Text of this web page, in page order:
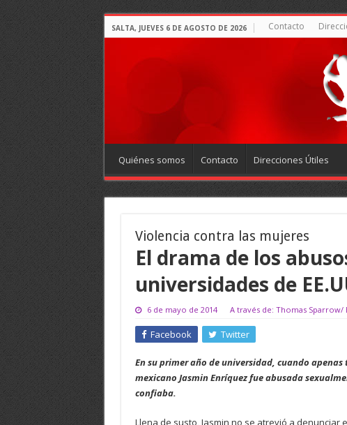
SALTA, JUEVES 6 DE AGOSTO DE 2026 Contacto
Quiénes somos Contacto Direcciones Útiles
Violencia contra las mujeres
El drama de los
universidades de
6 de mayo de 2014 A través de: Thomas Sparrow/
Facebook Twitter
En su primer año de universidad, cuando
mexicano Jasmin Enríquez fue abusada
confiaba.
Llena de susto, Jasmin no se atrevió a